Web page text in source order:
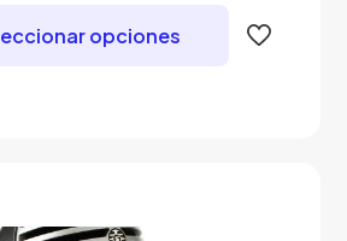
$14,453.99
through
opciones